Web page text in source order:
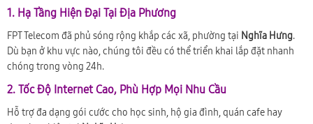
1. Hạ Tầng Hiện Đại Tại Địa Phương
FPT Telecom đã phủ sóng rộng khắp các xã, phường tại Nghĩa Hưng.
Dù bạn ở khu vực nào, chúng tôi đều có thể triển khai lắp đặt nhanh
chóng trong vòng 24h.
2. Tốc Độ Internet Cao, Phù Hợp Mọi Nhu Cầu
Hỗ trợ đa dạng gói cước cho học sinh, hộ gia đình, quán cafe hay